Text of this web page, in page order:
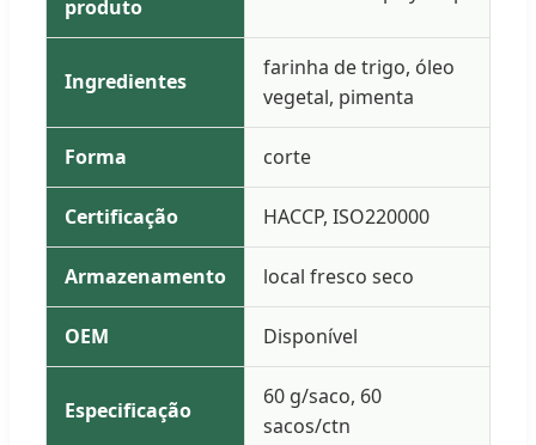
produto
Ingredientes
farinha de trigo, óleo
vegetal, pimenta
Forma corte
Certificação HACCP, ISO220000
Armazenamento local fresco seco
OEM Disponível
Especificação
60 g/saco, 60
sacos/ctn